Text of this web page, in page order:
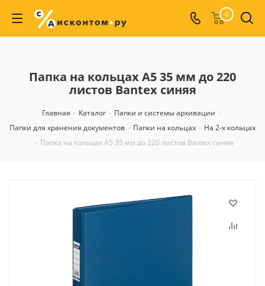
0
Папка на кольцах А5 35 мм до 220
листов Bantex синяя
Главная - Каталог - Папки и системы архивации -
Папки для хранения документов - Папки на кольцах - На 2-х кольцах
- Папка на кольцах А5 35 мм до 220 листов Bantex синяя